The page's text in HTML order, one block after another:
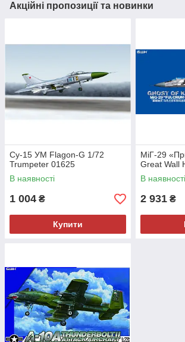
Акційні пропозиції та новинки
Су-15 УМ Flagon-G 1/72
Trumpeter 01625
В наявності
1 004 ₴
Купити
МіГ-29
Great Wall
В наявності
2 931 ₴